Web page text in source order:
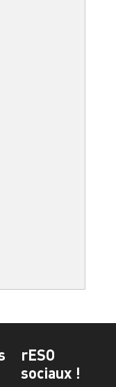
page
rESO
sociaux !